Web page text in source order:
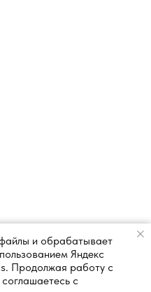
и обрабатывает
Яндекс
Продолжая работу с
с